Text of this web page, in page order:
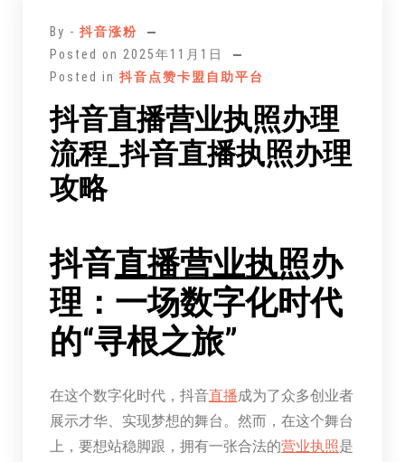
By - 抖音涨粉
Posted on 2025年11月1日
Posted in 抖音点赞卡盟自助平台
抖音直播营业执照办理
流程_抖音直播执照办理
攻略
抖音直播营业执照办
理：一场数字化时代
的“寻根之旅”
在这个数字化时代，抖音直播成为了众多创业者
展示才华、实现梦想的舞台。然而，在这个舞台
上，要想站稳脚跟，拥有一张合法的营业执照是